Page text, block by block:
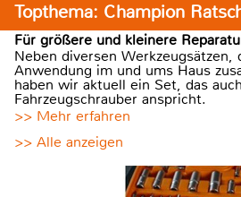
Topthema: Champion
Für größere und kleinere
Neben diversen Werkzeugsätzen,
Anwendung im und ums Haus
haben wir aktuell ein Set, das
Fahrzeugschrauber anspricht.
>> Mehr erfahren
>> Alle anzeigen